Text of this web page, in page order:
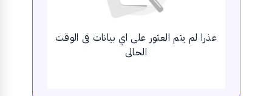
عذرا لم يتم العثور على اي بيانات فى الوقت
الحالى